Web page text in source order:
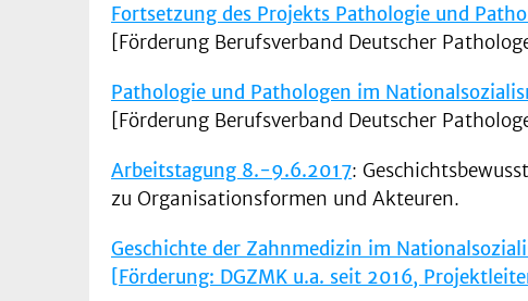
Fortsetzung des Projekts Pathologie und
[Förderung Berufsverband Deutscher
Pathologie und Pathologen im
[Förderung Berufsverband Deutscher
Arbeitstagung 8.-9.6.2017:
zu Organisationsformen und Akteuren.
Geschichte der Zahnmedizin im
[Förderung: DGZMK u.a. seit 2016,